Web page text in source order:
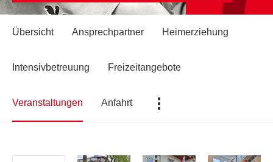
Übersicht Ansprechpartner Heimerziehung
Intensivbetreuung Freizeitangebote
Veranstaltungen Anfahrt ...